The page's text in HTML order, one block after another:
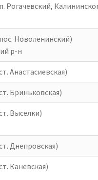
Рогачевский,
Новоленинский)
р-н
Анастасиевская)
Бриньковская)
Выселки)
Днепровская)
Каневская)
5,0 Мм